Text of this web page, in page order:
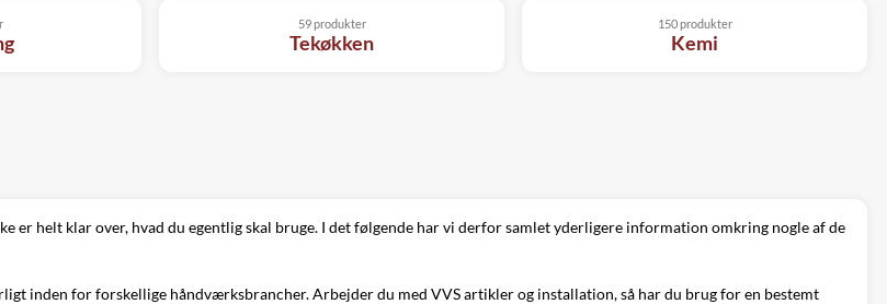
Tekøkken
59 produkter
Kemi
150 produkter
er helt klar over, hvad du egentlig skal bruge. I det følgende har vi derfor samlet yderligere information omkring nogle af de
inden for forskellige håndværksbrancher. Arbejder du med VVS artiklerog installation, så har du brug for en bestemt